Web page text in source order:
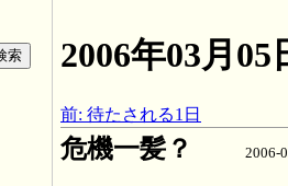
2006年03月
前: 待たされる1日
危機一髪？